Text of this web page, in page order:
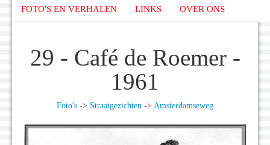
FOTO'S EN VERHALEN LINKS OVER ONS
29 - Café de Roemer -
1961
Foto's -> Straatgezichten -> Amsterdamseweg